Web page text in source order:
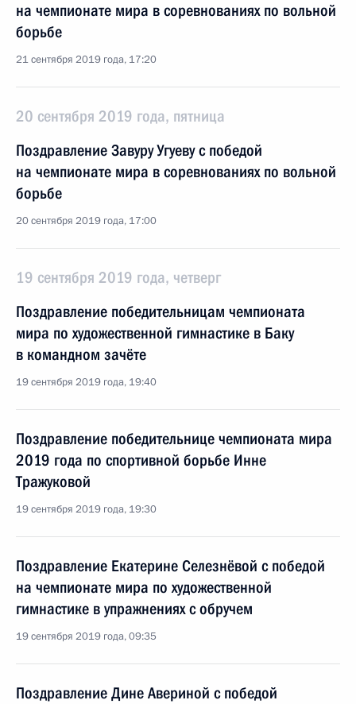
на чемпионате мира в соревнованиях по вольной
борьбе
21 сентября 2019 года, 17:20
20 сентября 2019 года, пятница
Поздравление Завуру Угуеву с победой
на чемпионате мира в соревнованиях по вольной
борьбе
20 сентября 2019 года, 17:00
19 сентября 2019 года, четверг
Поздравление победительницам чемпионата
мира по художественной гимнастике в Баку
в командном зачёте
19 сентября 2019 года, 19:40
Поздравление победительнице чемпионата мира
2019 года по спортивной борьбе Инне
Тражуковой
19 сентября 2019 года, 19:30
Поздравление Екатерине Селезнёвой с победой
на чемпионате мира по художественной
гимнастике в упражнениях с обручем
19 сентября 2019 года, 09:35
Поздравление Дине Авериной с победой